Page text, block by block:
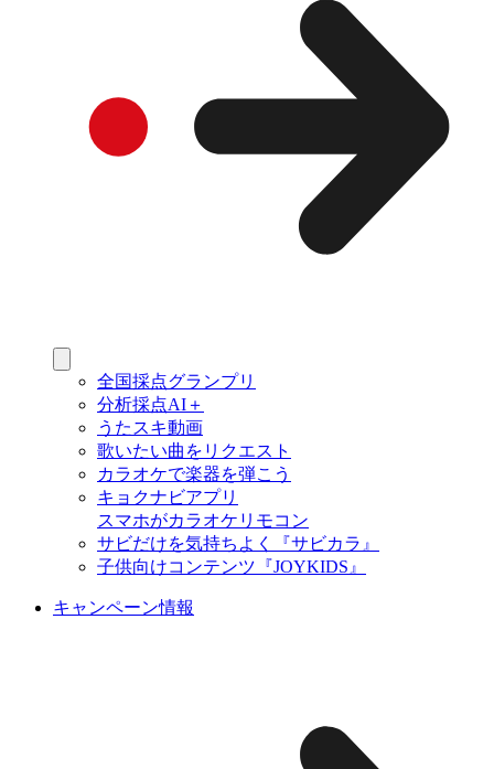
全国採点グランプリ
分析採点AI＋
うたスキ動画
歌いたい曲をリクエスト
カラオケで楽器を弾こう
キョクナビアプリ
スマホがカラオケリモコン
サビだけを気持ちよく『サビカラ』
子供向けコンテンツ『JOYKIDS』
キャンペーン情報